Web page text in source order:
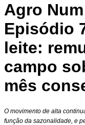
Agro
Episódio
leite:
campo
mês
O movimento de alta
função da sazonalidade, e